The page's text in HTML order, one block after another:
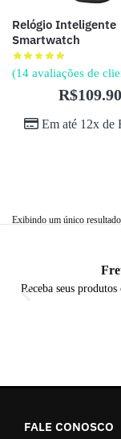
Relógio Inteligente
Smartwatch
(14 avaliações de
R$109.90
Em até 12x de
Exibindo um único resultado
Receba seus
FALE CONOSCO